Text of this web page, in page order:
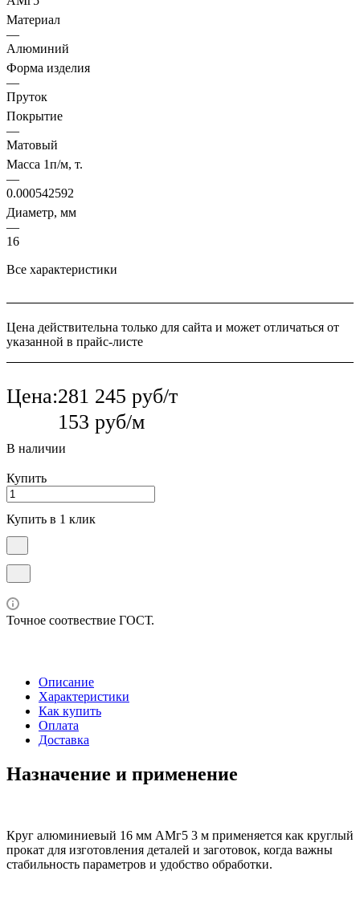
Материал
—
Алюминий
Форма изделия
—
Пруток
Покрытие
—
Матовый
Масса 1п/м, т.
—
0.000542592
Диаметр, мм
—
16
Все характеристики
Цена действительна только для сайта и может отличаться от
указанной в прайс-листе
Цена:281 245 руб/т
153 руб/м
В наличии
Купить
Купить в 1 клик
Точное соотвествие ГОСТ.
Описание
Характеристики
Как купить
Оплата
Доставка
Назначение и применение
Круг алюминиевый 16 мм АМг5 3 м применяется как круглый
прокат для изготовления деталей и заготовок, когда важны
стабильность параметров и удобство обработки.